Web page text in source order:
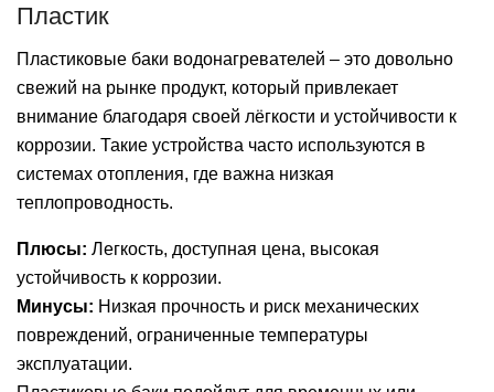
Пластик
Пластиковые баки водонагревателей – это довольно
свежий на рынке продукт, который привлекает
внимание благодаря своей лёгкости и устойчивости к
коррозии. Такие устройства часто используются в
системах отопления, где важна низкая
теплопроводность.
Плюсы: Легкость, доступная цена, высокая
устойчивость к коррозии.
Минусы: Низкая прочность и риск механических
повреждений, ограниченные температуры
эксплуатации.